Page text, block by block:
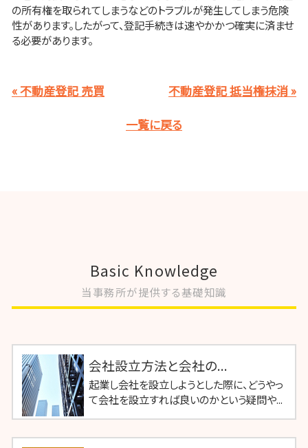
の所有権を取られてしまうなどのトラブルが発生してしまう危険
性があります。したがって、登記手続きは速やかかつ確実に済ませ
る必要があります。
« 不動産登記 売買
不動産登記 抵当権抹消 »
一覧に戻る
Basic Knowledge
当事務所が提供する基礎知識
会社設立方法と会社の...
起業し会社を設立しようとした際に、どうやっ
て会社を設立すれば良いのかという疑問や...